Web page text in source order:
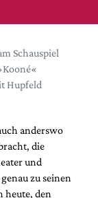
Schauspiel
Hupfeld
anderswo
die
und
zu seinen
heute, den